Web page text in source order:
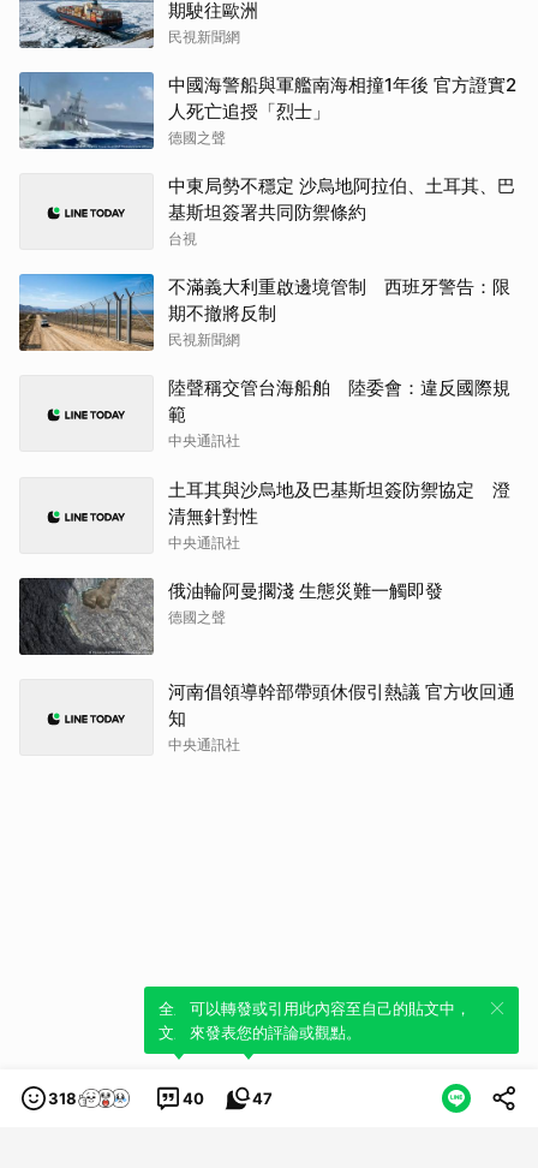
期駛往歐洲
民視新聞網
中國海警船與軍艦南海相撞1年後 官方證實2
人死亡追授「烈士」
德國之聲
中東局勢不穩定 沙烏地阿拉伯、土耳其、巴
基斯坦簽署共同防禦條約
台視
不滿義大利重啟邊境管制 西班牙警告：限
期不撤將反制
民視新聞網
陸聲稱交管台海船舶 陸委會：違反國際規
範
中央通訊社
土耳其與沙烏地及巴基斯坦簽防禦協定 澄
清無針對性
中央通訊社
俄油輪阿曼擱淺 生態災難一觸即發
德國之聲
河南倡領導幹部帶頭休假引熱議 官方收回通
知
中央通訊社
318 40
全新體驗！一鍵引用此內容，透過發布貼
文來輕鬆表達個人立場。
47
可以轉發或引用此內容至自己的貼文中，
來發表您的評論或觀點。